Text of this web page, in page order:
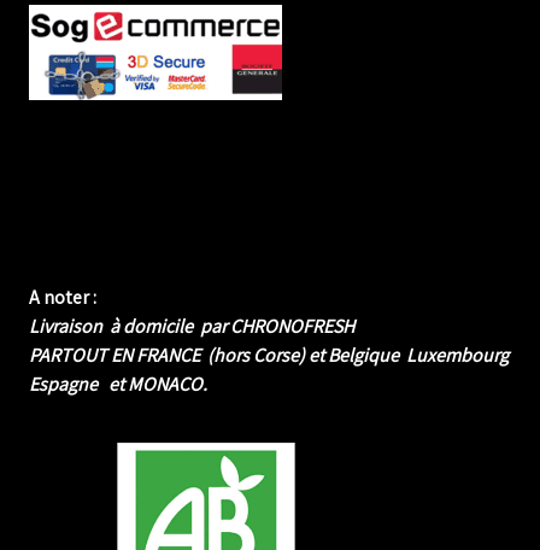
A noter :
Livraison à domicile par CHRONOFRESH
PARTOUT EN FRANCE (hors Corse) et Belgique Luxembourg
Espagne et MONACO.